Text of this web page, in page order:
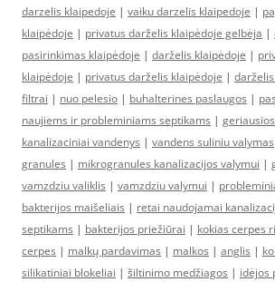
darzelis klaipedoje | vaiku darzelis klaipedoje |
klaipėdoje | privatus darželis klaipėdoje gelbėja |
pasirinkimas klaipėdoje | darželis klaipėdoje |
klaipėdoje | privatus darželis klaipėdoje |
filtrai | nuo pelesio | buhalterines paslaugos |
naujiems ir probleminiams septikams |
kanalizaciniai vandenys | vandens suliniu valymas
granules | mikrogranules kanalizacijos valymui |
vamzdziu valiklis | vamzdziu valymui |
bakterijos maišeliais | retai naudojamai
septikams | bakterijos priežiūrai | kokias cerpes
cerpes | malkų pardavimas | malkos | anglis |
silikatiniai blokeliai | šiltinimo medžiagos | idėjos